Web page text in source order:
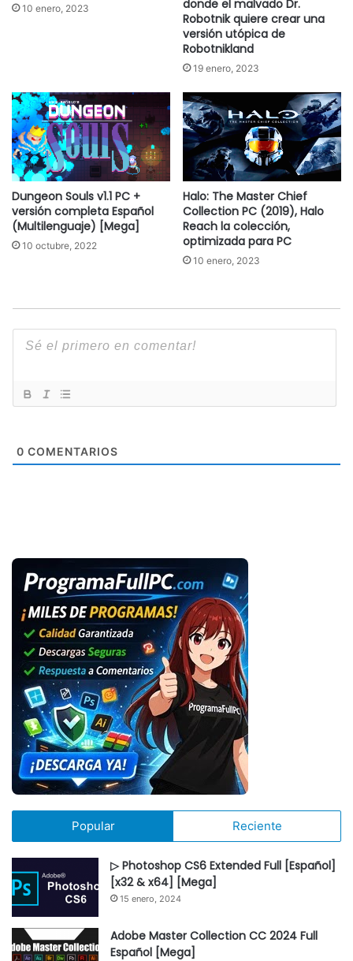
10 enero, 2023
donde el malvado Dr.
Robotnik quiere crear una
versión utópica de
Robotnikland
19 enero, 2023
Dungeon Souls v1.1 PC +
versión completa Español
(Multilenguaje) [Mega]
10 octubre, 2022
Halo: The Master Chief
Collection PC (2019), Halo
Reach la colección,
optimizada para PC
10 enero, 2023
0 COMENTARIOS
Popular Reciente
▷ Photoshop CS6 Extended Full [Español]
[x32 & x64] [Mega]
15 enero, 2024
Adobe Master Collection CC 2024 Full
Español [Mega]